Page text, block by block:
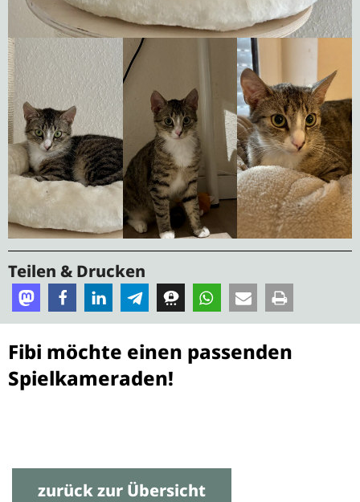
Fibi möchte einen passenden
Spielkameraden!
Teilen & Drucken
zurück zur Übersicht